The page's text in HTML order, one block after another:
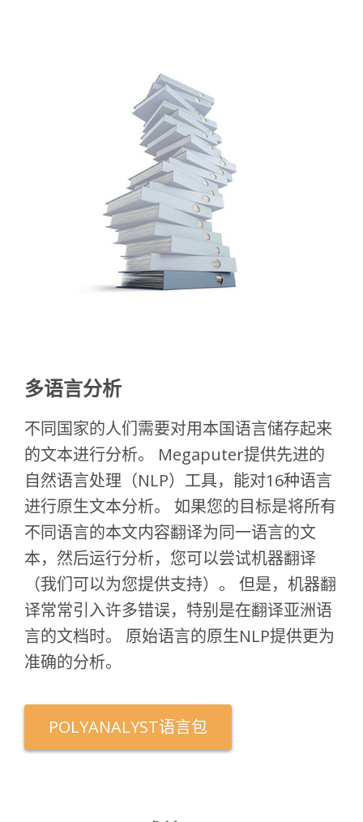
多语言分析
不同国家的人们需要对用本国语言储存起来
的文本进行分析。 Megaputer提供先进的
自然语言处理（NLP）工具，能对16种语言
进行原生文本分析。 如果您的目标是将所有
不同语言的本文内容翻译为同一语言的文
本，然后运行分析，您可以尝试机器翻译
（我们可以为您提供支持）。 但是，机器翻
译常常引入许多错误，特别是在翻译亚洲语
言的文档时。 原始语言的原生NLP提供更为
准确的分析。
POLYANALYST语言包